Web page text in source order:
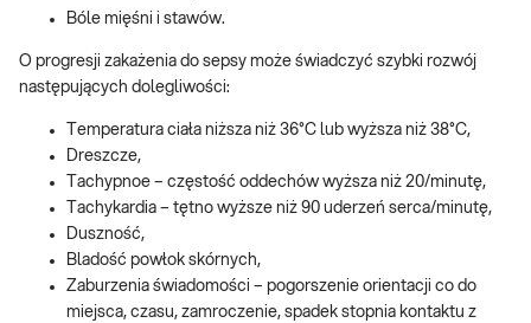
Bóle mięśni i stawów.
O progresji zakażenia do sepsy może świadczyć szybki rozwój
następujących dolegliwości:
Temperatura ciała niższa niż 36°C lub wyższa niż 38°C,
Dreszcze,
Tachypnoe – częstość oddechów wyższa niż 20/minutę,
Tachykardia – tętno wyższe niż 90 uderzeń serca/minutę,
Duszność,
Bladość powłok skórnych,
Zaburzenia świadomości – pogorszenie orientacji co do
miejsca, czasu, zamroczenie, spadek stopnia kontaktu z